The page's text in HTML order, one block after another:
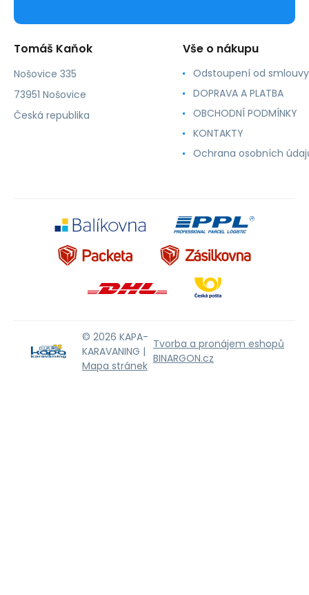
Tomáš Kaňok
Nošovice 335
73951 Nošovice
Česká republika
Vše o nákupu
Odstoupení od smlouvy
DOPRAVA A PLATBA
OBCHODNÍ PODMÍNKY
KONTAKTY
Ochrana osobních
© 2026 KAPA-
KARAVANING |
Mapa stránek
Tvorba a pronájem eshopů
BINARGON.cz